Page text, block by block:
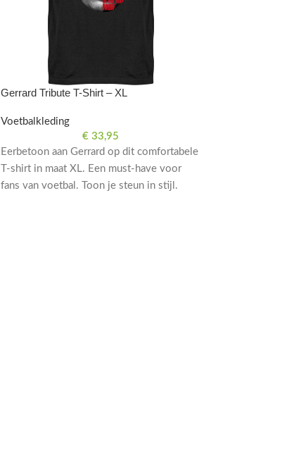
Gerrard Tribute T-Shirt – XL
Voetbalkleding
€ 33,95
Eerbetoon aan Gerrard op dit comfortabele
T-shirt in maat XL. Een must-have voor
fans van voetbal. Toon je steun in stijl.